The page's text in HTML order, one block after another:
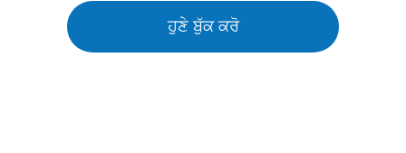
ਹੁਣੇ ਬੁੱਕ ਕਰੋ